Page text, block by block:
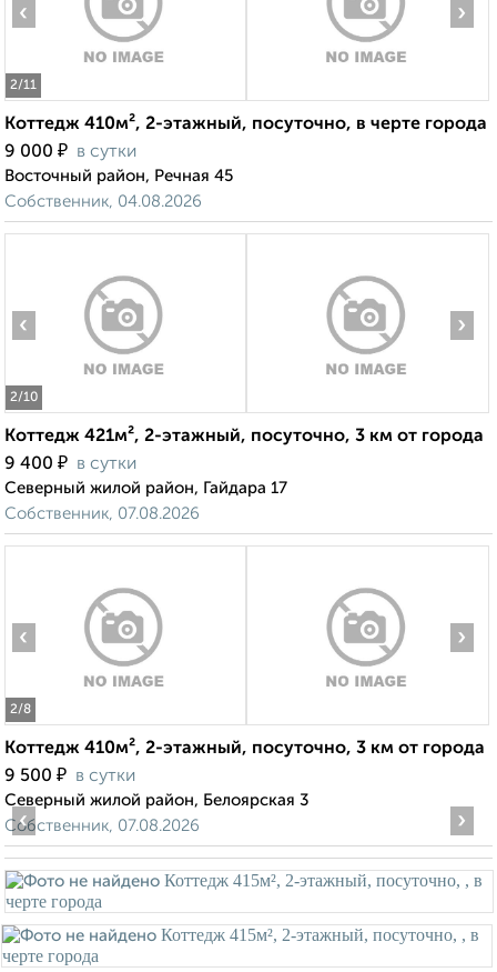
2/11
‹ ›
Коттедж 410м², 2-этажный, посуточно, в черте города
9 000 ₽ в сутки
Восточный район, Речная 45
Собственник, 04.08.2026
2/10
‹ ›
Коттедж 421м², 2-этажный, посуточно, 3 км от города
9 400 ₽ в сутки
Северный жилой район, Гайдара 17
Собственник, 07.08.2026
2/8
‹ ›
Коттедж 410м², 2-этажный, посуточно, 3 км от города
9 500 ₽ в сутки
Северный жилой район, Белоярская 3
Собственник, 07.08.2026
‹ ›